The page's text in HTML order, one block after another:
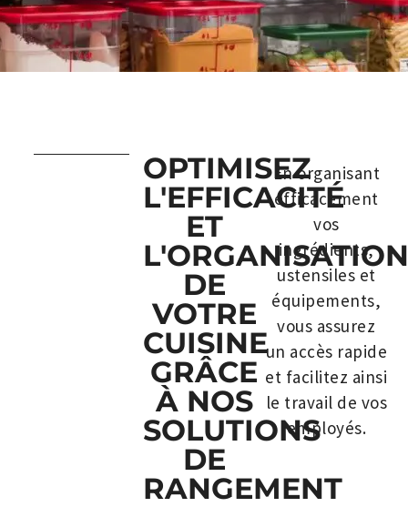
OPTIMISEZ
L'EFFICACITÉ
ET
L'ORGANISATION
DE
VOTRE
CUISINE
GRÂCE
À NOS
SOLUTIONS
DE
RANGEMENT
En organisant
efficacement
vos
ingrédients,
ustensiles et
équipements,
vous assurez
un accès rapide
et facilitez ainsi
le travail de vos
employés.